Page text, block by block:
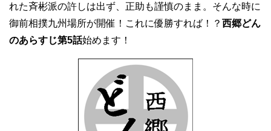
れた斉彬派の許しは出ず、正助も謹慎のまま。そんな時に
御前相撲九州場所が開催！これに優勝すれば！？ 西郷どん
のあらすじ第5話始めます！